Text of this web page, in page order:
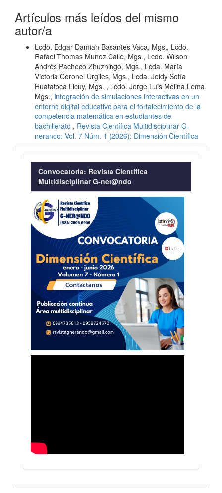
Artículos más leídos del mismo
autor/a
Lcdo. Edgar Damian Basantes Vaca, Mgs., Lcdo.
Rafael Thomas Muñoz Calle, Mgs., Lcdo. Wilson
Andrés Pacheco Zhuzhingo, Mgs., Lcda. María
Victoria Coronel Urgiles, Mgs., Lcda. Jeidy Sofía
Huatatoca Licuy, Mgs. , Lcdo. Jorge Luis Molina Lema,
Mgs., Integración de simulaciones interactivas en un
entorno digital educativo para el fortalecimiento de la
competencia matemática en estudiantes de
bachillerato , Revista Científica Multidisciplinar G-
nerando: Vol. 7 Núm. 1 (2026): Dimensión Científica
Convocatoria
Convocatoria: Revista Científica
Multidisciplinar G-ner@ndo